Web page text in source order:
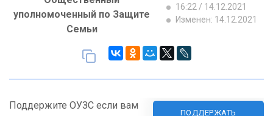
уполномоченный по Защите
Семьи
16:22 / 14.12.2021
Изменен: 14.12.2021
Поддержите ОУЗС если вам
ПОДДЕРЖАТЬ